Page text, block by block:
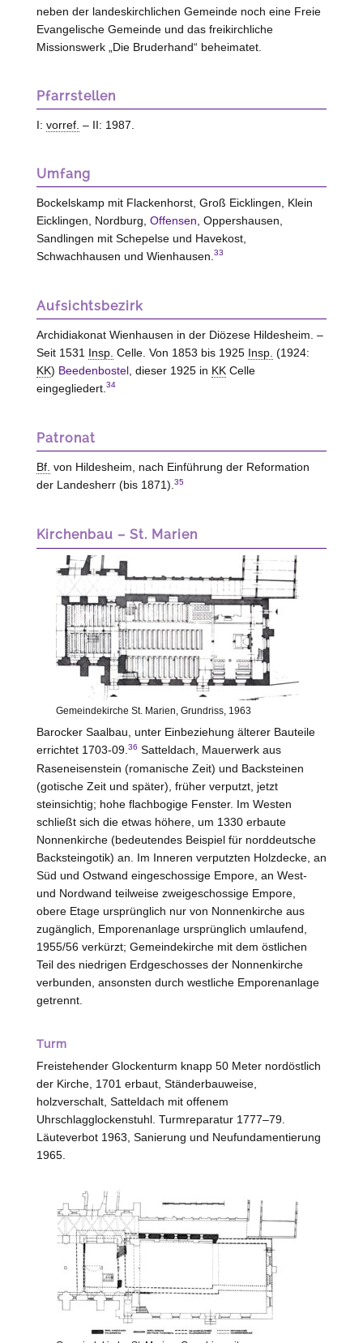
neben der landeskirchlichen Gemeinde noch eine Freie
Evangelische Gemeinde und das freikirchliche
Missionswerk „Die Bruderhand“ beheimatet.
Pfarrstellen
I: vorref. – II: 1987.
Umfang
Bockelskamp mit Flackenhorst, Groß Eicklingen, Klein
Eicklingen, Nordburg, Offensen , Oppershausen,
Sandlingen mit Schepelse und Havekost,
Schwachhausen und Wienhausen. 33
Aufsichtsbezirk
Archidiakonat Wienhausen in der Diözese Hildesheim. –
Seit 1531 Insp. Celle. Von 1853 bis 1925 Insp. (1924:
KK) Beedenbostel, dieser 1925 in KK Celle
eingegliedert. 34
Patronat
Bf. von Hildesheim, nach Einführung der Reformation
der Landesherr (bis 1871).35
Kirchenbau – St. Marien
Gemeindekirche St. Marien, Grundriss, 1963
Barocker Saalbau, unter Einbeziehung älterer Bauteile
errichtet 1703-09.36 Satteldach, Mauerwerk aus
Raseneisenstein (romanische Zeit) und Backsteinen
(gotische Zeit und später), früher verputzt, jetzt
steinsichtig; hohe flachbogige Fenster. Im Westen
schließt sich die etwas höhere, um 1330 erbaute
Nonnenkirche (bedeutendes Beispiel für norddeutsche
Backsteingotik) an. Im Inneren verputzten Holzdecke, an
Süd und Ostwand eingeschossige Empore, an West-
und Nordwand teilweise zweigeschossige Empore,
obere Etage ursprünglich nur von Nonnenkirche aus
zugänglich, Emporenanlage ursprünglich umlaufend,
1955/56 verkürzt; Gemeindekirche mit dem östlichen
Teil des niedrigen Erdgeschosses der Nonnenkirche
verbunden, ansonsten durch westliche Emporenanlage
getrennt.
Turm
Freistehender Glockenturm knapp 50 Meter nordöstlich
der Kirche, 1701 erbaut, Ständerbauweise,
holzverschalt, Satteldach mit offenem
Uhrschlagglockenstuhl. Turmreparatur 1777–79.
Läuteverbot 1963, Sanierung und Neufundamentierung
1965.